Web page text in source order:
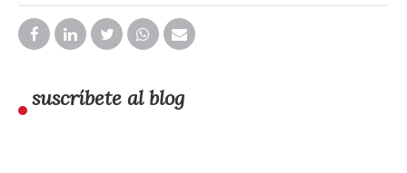
suscríbete al blog